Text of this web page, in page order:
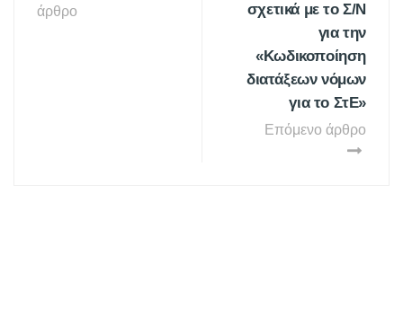
άρθρο
σχετικά με το Σ/Ν
για την
«Κωδικοποίηση
διατάξεων νόμων
για το ΣτΕ»
Επόμενο άρθρο